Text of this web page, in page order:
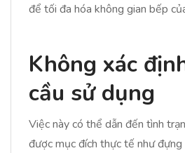
để tối đa hóa không gian bếp
Không xác
cầu sử dụng
Việc này có thể dẫn đến tình
được mục đích thực tế như